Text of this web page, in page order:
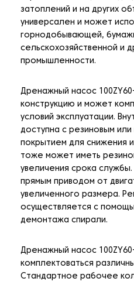
затоплений и на других
универсален и может
горнодобывающей,
сельскохозяйственной и
промышленности.
Дренажный насос
конструкцию и может
условий эксплуатации.
доступна с резиновым
покрытием для снижения
тоже может иметь
увеличения срока
прямым приводом от
увеличенного размера.
осуществляется с
демонтажа спирали.
Дренажный насос
комплектоваться
Стандартное рабочее